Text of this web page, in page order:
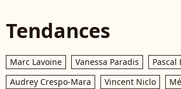
Tendances
Marc Lavoine Vanessa Paradis
Pascal
Audrey Crespo-Mara
Vincent Niclo